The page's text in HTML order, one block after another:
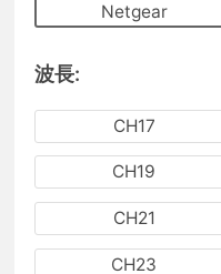
Netgear
波長:
CH17
CH19
CH21
CH23